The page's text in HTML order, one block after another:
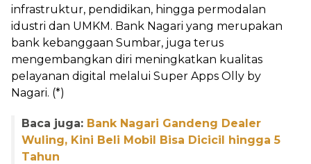
infrastruktur, pendidikan, hingga permodalan
idustri dan UMKM. Bank Nagari yang merupakan
bank kebanggaan Sumbar, juga terus
mengembangkan diri meningkatkan kualitas
pelayanan digital melalui Super Apps Olly by
Nagari. (*)
Baca juga: Bank Nagari Gandeng Dealer
Wuling, Kini Beli Mobil Bisa Dicicil hingga 5
Tahun